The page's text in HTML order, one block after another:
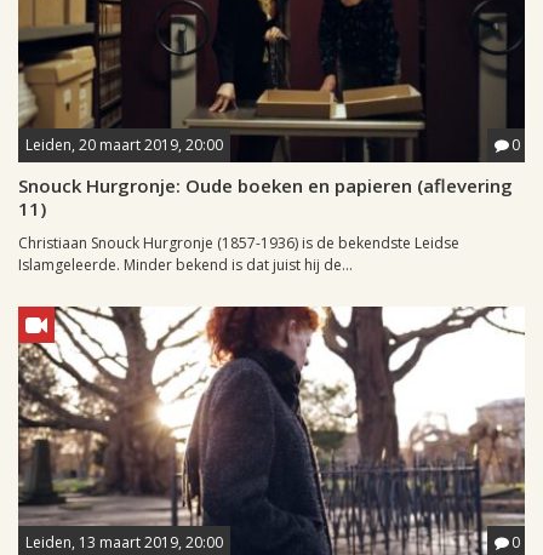
Leiden, 20 maart 2019, 20:00 0
Snouck Hurgronje: Oude boeken en papieren (aflevering
11)
Christiaan Snouck Hurgronje (1857-1936) is de bekendste Leidse
Islamgeleerde. Minder bekend is dat juist hij de...
Leiden, 13 maart 2019, 20:00 0